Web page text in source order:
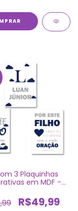
3 Plaquinhas
em MDF -
R$49,99